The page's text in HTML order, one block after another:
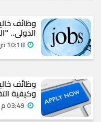
وظائف
الدولي..
وكيفية